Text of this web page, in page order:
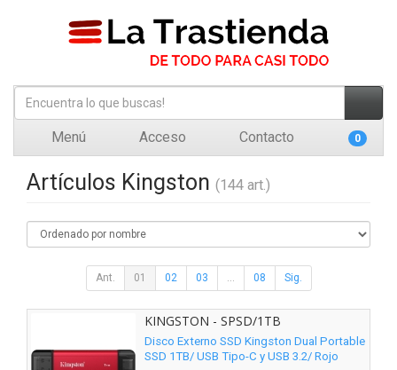
Menú Acceso Contacto 0
Artículos Kingston (144 art.)
Ant. 01 02 03 ... 08 Sig.
KINGSTON - SPSD/1TB
Disco Externo SSD Kingston Dual Portable
SSD 1TB/ USB Tipo-C y USB 3.2/ Rojo